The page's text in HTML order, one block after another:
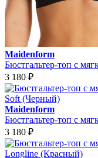
Maidenform
Бюстгальтер-топ с
3 180 ₽
Maidenform
Бюстгальтер-топ с
3 180 ₽